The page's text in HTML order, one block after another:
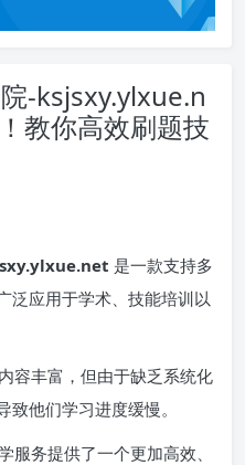
-ksjsxy.ylxue.n
教你高效刷题技
是一款支持多
泛应用于学术、技能培训以
容丰富，但由于缺乏系统化
他们学习进度缓慢。
服务提供了一个更加高效、